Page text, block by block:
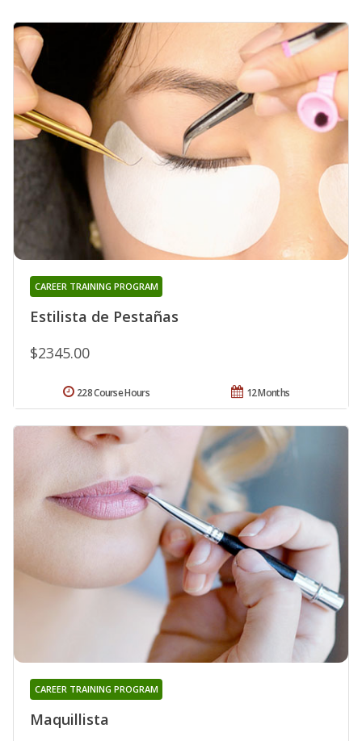
Estilista de Pestañas
CAREER TRAINING PROGRAM
$2345.00
12 Months
228 Course Hours
Maquillista
CAREER TRAINING PROGRAM